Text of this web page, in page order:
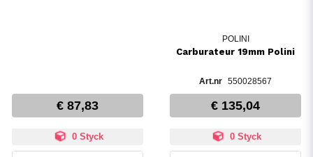
€ 87,83
0 Styck
POLINI
Carburateur 19mm Polini
550028567
€ 135,04
0 Styck